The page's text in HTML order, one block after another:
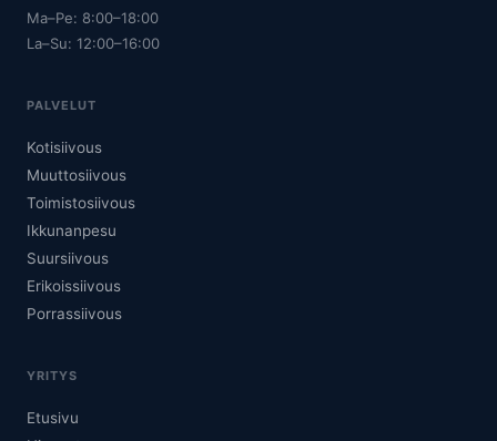
Ma–Pe: 8:00–18:00
La–Su: 12:00–16:00
PALVELUT
Kotisiivous
Muuttosiivous
Toimistosiivous
Ikkunanpesu
Suursiivous
Erikoissiivous
Porrassiivous
YRITYS
Etusivu